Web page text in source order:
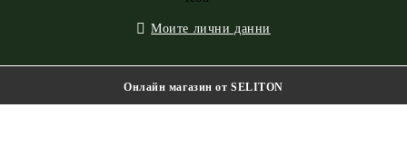
Моите лични данни
Онлайн магазин от SELITON